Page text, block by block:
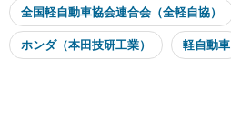
全国軽自動車協会連合会（全軽自協）
ホンダ（本田技研工業） 軽自動車